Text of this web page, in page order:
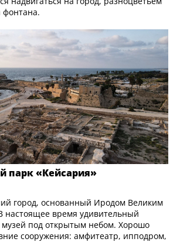
фонтана.
парк «Кейсария»
город, основанный Иродом Великим
настоящее время удивительный
музей под открытым небом. Хорошо
сооружения: амфитеатр, ипподром,